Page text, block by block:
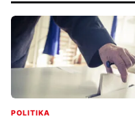
POLITIKA